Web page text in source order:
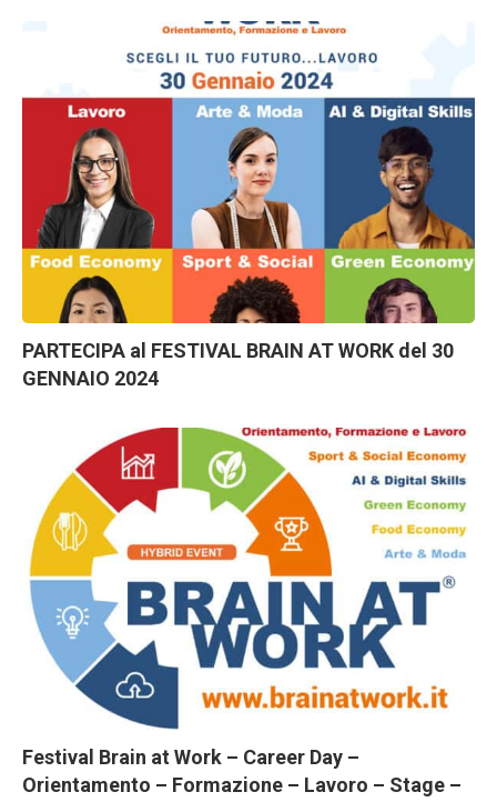
PARTECIPA al FESTIVAL BRAIN AT WORK del 30
GENNAIO 2024
Festival Brain at Work – Career Day –
Orientamento – Formazione – Lavoro – Stage –